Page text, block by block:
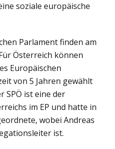
soziale europäische
Parlament finden am
Österreich können
Europäischen
von 5 Jahren gewählt
SPÖ ist eine der
im EP und hatte in
wobei Andreas
ist.